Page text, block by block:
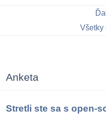
Všetky
Anketa
Stretli ste sa s open-